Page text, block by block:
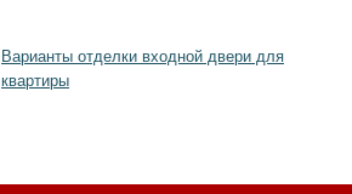
Варианты отделки входной двери для
квартиры